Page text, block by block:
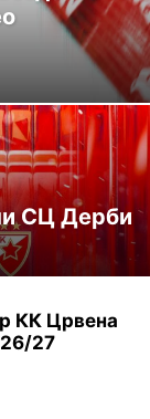
СЦ Дерби
КК Црвена
27